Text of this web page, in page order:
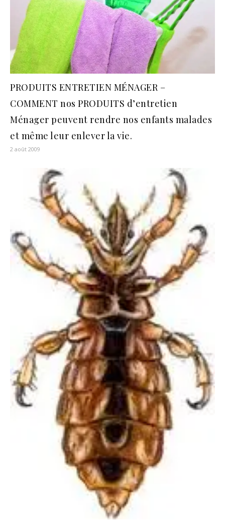
PRODUITS ENTRETIEN MÉNAGER –
COMMENT nos PRODUITS d’entretien
Ménager peuvent rendre nos enfants malades
et même leur enlever la vie.
2 août 2009